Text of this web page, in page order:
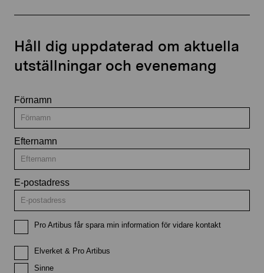
Håll dig uppdaterad om aktuella
utställningar och evenemang
Förnamn
Efternamn
E-postadress
Pro Artibus får spara min information för vidare kontakt
Elverket & Pro Artibus
Sinne